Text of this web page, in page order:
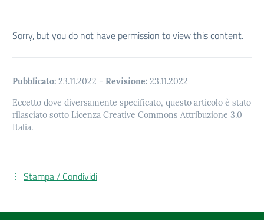
Sorry, but you do not have permission to view this content.
Pubblicato: 23.11.2022 - Revisione: 23.11.2022
Eccetto dove diversamente specificato, questo articolo è stato
rilasciato sotto Licenza Creative Commons Attribuzione 3.0
Italia.
Stampa / Condividi